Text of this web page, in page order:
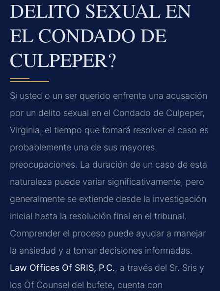
DELITO SEXUAL EN
EL CONDADO DE
CULPEPER?
Si usted o un ser querido enfrenta una acusación
por un delito sexual en el Condado de Culpeper,
Virginia, el tiempo que tomará resolver el caso es
probablemente una de sus mayores
preocupaciones. La duración de un caso de esta
naturaleza puede variar significativamente, pero
generalmente se extiende desde la investigación
inicial hasta la resolución final en el tribunal.
Comprender el proceso puede ayudar a manejar
la ansiedad y a tomar decisiones informadas.
Law Offices Of SRIS, P.C., a través del Sr. Sris y
los Of Counsel del bufete, cuenta con